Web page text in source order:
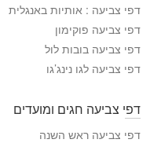
י
ע
ה
דפי צביעה : אותיות באנגלית
דפי צביעה פוקימון
דפי צביעה בובות לול
דפי צביעה לגו נינג’גו
דפי צביעה חגים ומועדים
דפי צביעה ראש השנה